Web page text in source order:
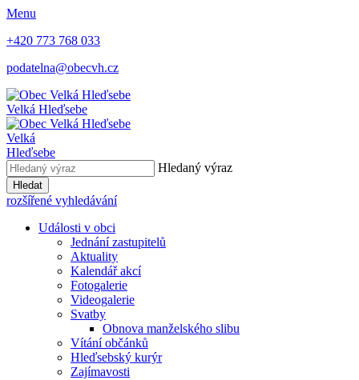
Menu
+420 773 768 033
podatelna@obecvh.cz
Velká Hleďsebe
Velká
Hleďsebe
Hledaný výraz
Hledat
rozšířené vyhledávání
Události v obci
Jednání zastupitelů
Aktuality
Kalendář akcí
Fotogalerie
Videogalerie
Svatby
Obnova manželského slibu
Vítání občánků
Hleďsebský kurýr
Zajímavosti